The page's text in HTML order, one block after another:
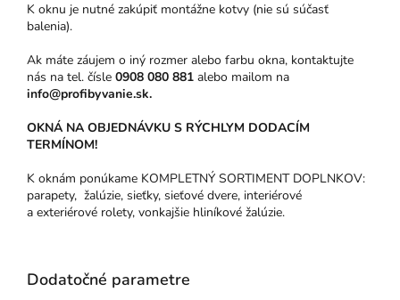
K oknu je nutné zakúpiť montážne kotvy (nie sú súčasť
balenia).
Ak máte záujem o iný rozmer alebo farbu okna, kontaktujte
nás na tel. čísle 0908 080 881 alebo mailom na
info@profibyvanie.sk.
OKNÁ NA OBJEDNÁVKU S RÝCHLYM DODACÍM
TERMÍNOM!
K oknám ponúkame KOMPLETNÝ SORTIMENT DOPLNKOV:
parapety, žalúzie, sieťky, sieťové dvere, interiérové
a exteriérové rolety, vonkajšie hliníkové žalúzie.
Dodatočné parametre